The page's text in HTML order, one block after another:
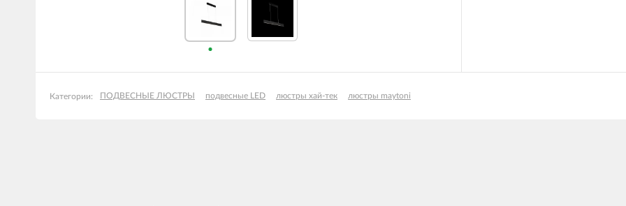
Категории: ПОДВЕСНЫЕ ЛЮСТРЫ подвесные LED люстры хай-тек люстры maytoni